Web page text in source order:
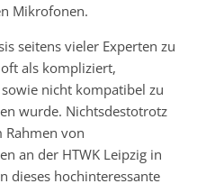
Mikrofonen.
seitens vieler Experten zu
als kompliziert,
nicht kompatibel zu
wurde. Nichtsdestotrotz
von
an der HTWK Leipzig in
dieses hochinteressante